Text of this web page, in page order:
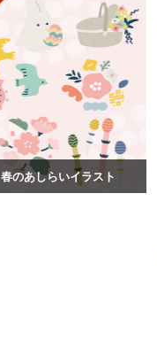
春のあしらいイラスト